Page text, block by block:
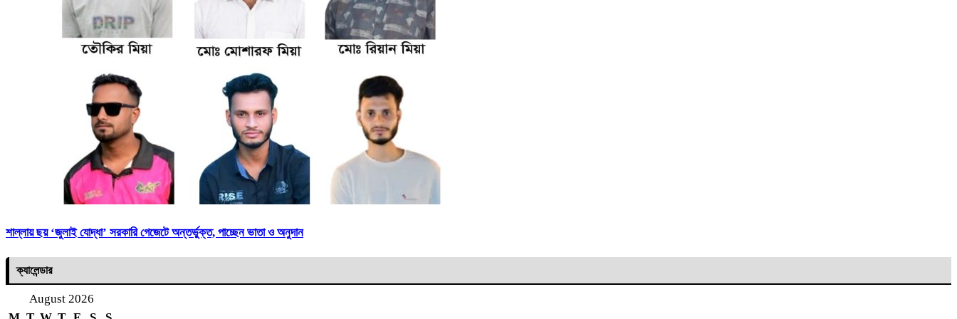
শাল্লায় ছয় ‘জুলাই যোদ্ধা’ সরকারি গেজেটে অন্তর্ভুক্ত, পাচ্ছেন ভাতা ও অনুদান
ক্যালেন্ডার
August 2026